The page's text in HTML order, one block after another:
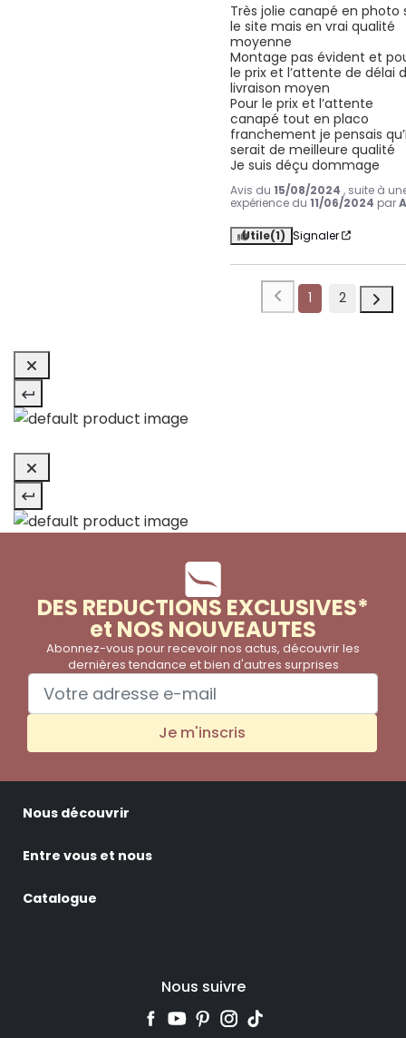
Très jolie canapé en photo
le site mais en vrai qualité
moyenne
Montage pas évident et
le prix et l’attente de délai
livraison moyen
Pour le prix et l’attente
canapé tout en placo
franchement je pensais
serait de meilleure qualité
Je suis déçu dommage
Avis du15/08/2024 , suite à
expérience du11/06/2024 par
Utile(1) Signaler
1 2
DES REDUCTIONS EXCLUSIVES*
et NOS NOUVEAUTES
Abonnez-vous pour recevoir nos actus, découvrir les
dernières tendance et bien d'autres surprises
Je m'inscris
Nous découvrir
Entre vous et nous
Catalogue
Nous suivre